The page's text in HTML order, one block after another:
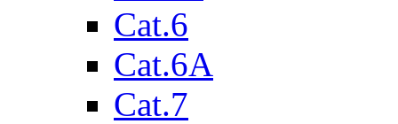
Cat.6
Cat.6A
Cat.7